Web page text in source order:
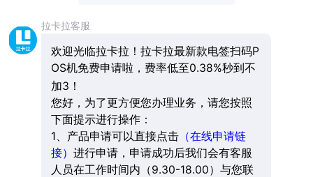
拉卡拉客服
欢迎光临拉卡拉！拉卡拉最新款电签扫码P
OS机免费申请啦，费率低至0.38%秒到不
加3！
您好，为了更方便您办理业务，请您按照
下面提示进行操作：
1、产品申请可以直接点击（在线申请链
接） 进行申请，申请成功后我们会有客服
人员在工作时间内（9.30-18.00）与您联